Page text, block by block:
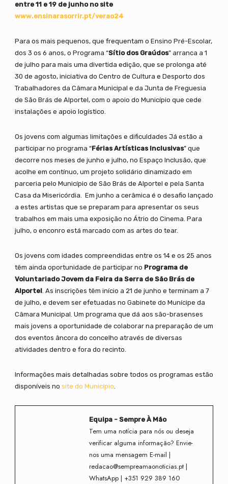
entre 11 e 19 de junho no site
www.ensinarasorrir.pt/verao24
Para os mais pequenos, que frequentam o Ensino Pré-Escolar,
dos 3 os 6 anos, o Programa “Sítio dos Graúdos” arranca a 1
de julho para mais uma divertida edição, que se prolonga até
30 de agosto, iniciativa do Centro de Cultura e Desporto dos
Trabalhadores da Câmara Municipal e da Junta de Freguesia
de São Brás de Alportel, com o apoio do Município que cede
instalações e apoio logístico.
Os jovens com algumas limitações e dificuldades Já estão a
participar no programa “Férias Artísticas Inclusivas” que
decorre nos meses de junho e julho, no Espaço Inclusão, que
acolhe em contínuo, um projeto solidário dinamizado em
parceria pelo Município de São Brás de Alportel e pela Santa
Casa da Misericórdia. Em junho a cerâmica é o desafio lançado
a estes artistas que se preparam para apresentar os seus
trabalhos em mais uma exposição no Átrio do Cinema. Para
julho, o enconro está marcado com as artes do tear.
Os jovens com idades compreendidas entre os 14 e os 25 anos
têm ainda oportunidade de participar no Programa de
Voluntariado Jovem da Feira da Serra de São Brás de
Alportel. As inscrições têm início a 21 de junho e terminam a 7
de julho, e devem ser efetuadas no Gabinete do Munícipe da
Câmara Municipal. Um programa que dá aos são-brasenses
mais jovens a oportunidade de colaborar na preparação de um
dos eventos âncora do concelho através de diversas
atividades dentro e fora do recinto.
Informações mais detalhadas sobre todos os programas estão
disponíveis no site do Município.
Equipa - Sempre À Mão
Tem uma notícia para nós ou deseja
verificar alguma informação? Envie-
nos uma mensagem E-mail |
redacao@sempreamaonoticias.pt |
WhatsApp | +351 929 389 160